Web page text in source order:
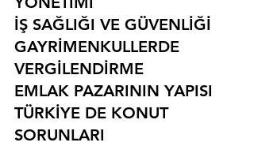
İŞ SAĞLIĞI VE GÜVENLİĞİ
GAYRİMENKULLERDE
VERGİLENDİRME
EMLAK PAZARININ YAPISI
TÜRKİYE DE KONUT
SORUNLARI